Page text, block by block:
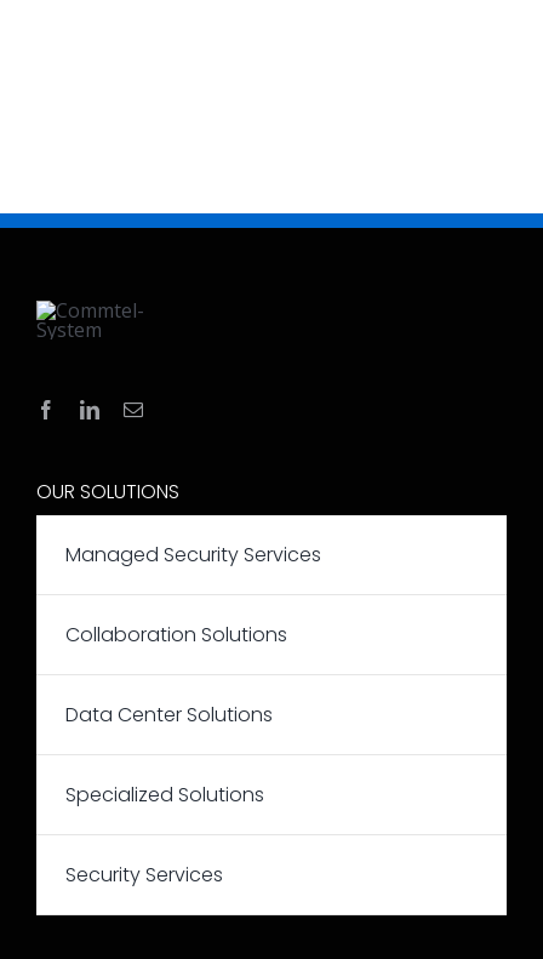
OUR SOLUTIONS
Managed Security Services
Collaboration Solutions
Data Center Solutions
Specialized Solutions
Security Services